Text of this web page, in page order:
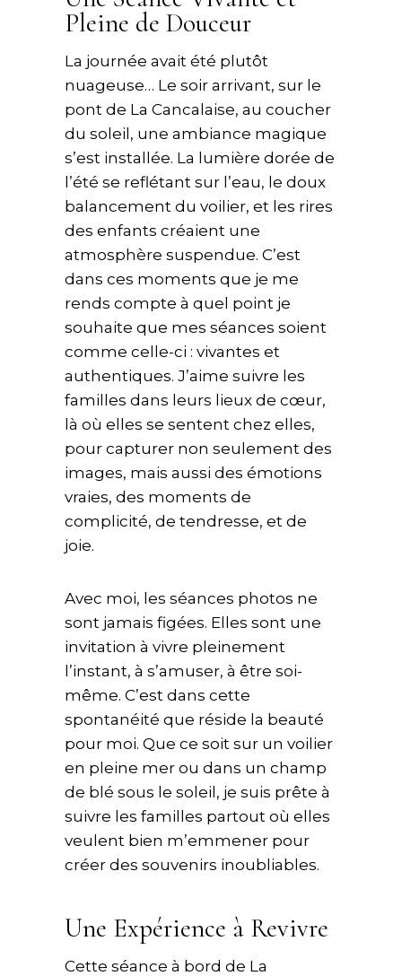
Pleine de Douceur
La journée avait été plutôt
nuageuse… Le soir arrivant, sur le
pont de La Cancalaise, au coucher
du soleil, une ambiance magique
s’est installée. La lumière dorée de
l’été se reflétant sur l’eau, le doux
balancement du voilier, et les rires
des enfants créaient une
atmosphère suspendue. C’est
dans ces moments que je me
rends compte à quel point je
souhaite que mes séances soient
comme celle-ci : vivantes et
authentiques. J’aime suivre les
familles dans leurs lieux de cœur,
là où elles se sentent chez elles,
pour capturer non seulement des
images, mais aussi des émotions
vraies, des moments de
complicité, de tendresse, et de
joie.
Avec moi, les séances photos ne
sont jamais figées. Elles sont une
invitation à vivre pleinement
l’instant, à s’amuser, à être soi-
même. C’est dans cette
spontanéité que réside la beauté
pour moi. Que ce soit sur un voilier
en pleine mer ou dans un champ
de blé sous le soleil, je suis prête à
suivre les familles partout où elles
veulent bien m’emmener pour
créer des souvenirs inoubliables.
Une Expérience à Revivre
Cette séance à bord de La